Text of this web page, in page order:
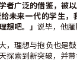
者广泛的借鉴，被
未来一代的学生，
想吧。」说毕，他腼
，理想与抱负也是
探索到新突破，并带